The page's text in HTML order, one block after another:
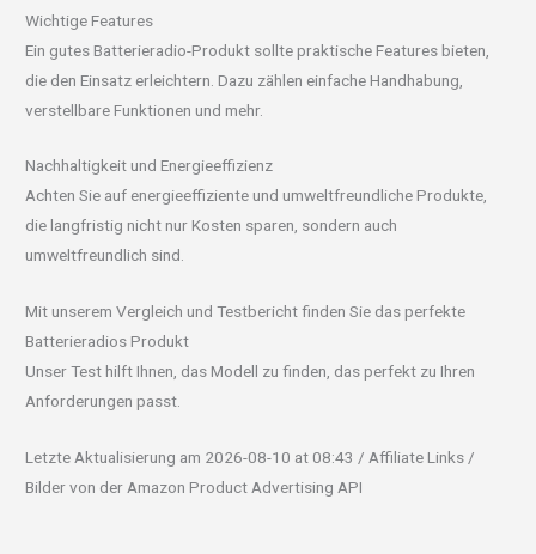
Wichtige Features
Ein gutes Batterieradio-Produkt sollte praktische Features bieten,
die den Einsatz erleichtern. Dazu zählen einfache Handhabung,
verstellbare Funktionen und mehr.
Nachhaltigkeit und Energieeffizienz
Achten Sie auf energieeffiziente und umweltfreundliche Produkte,
die langfristig nicht nur Kosten sparen, sondern auch
umweltfreundlich sind.
Mit unserem Vergleich und Testbericht finden Sie das perfekte
Batterieradios Produkt
Unser Test hilft Ihnen, das Modell zu finden, das perfekt zu Ihren
Anforderungen passt.
Letzte Aktualisierung am 2026-08-10 at 08:43 / Affiliate Links /
Bilder von der Amazon Product Advertising API